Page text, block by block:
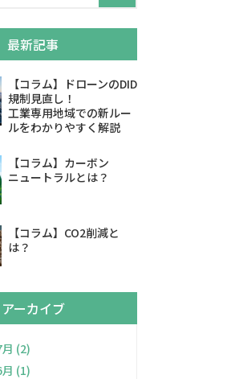
最新記事
【コラム】ドローンのDID
規制見直し！
工業専用地域での新ルー
ルをわかりやすく解説
【コラム】カーボン
ニュートラルとは？
【コラム】CO2削減と
は？
アーカイブ
(2)
(1)